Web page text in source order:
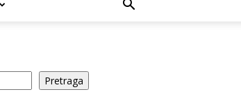
Pretraga